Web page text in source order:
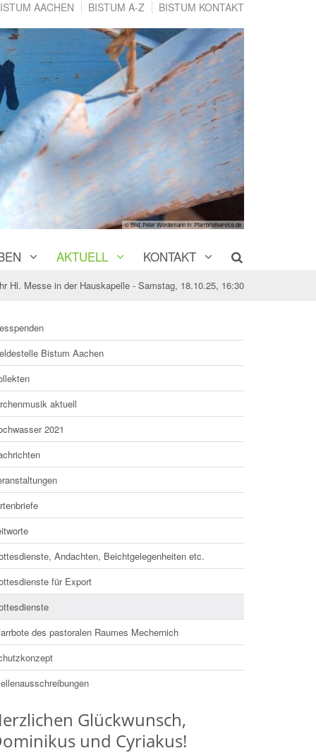
AACHEN BISTUM A-Z BISTUM KONTAKT
© Bild: Peter Weidemann In: Pfarrbriefservice.de
AKTUELL KONTAKT
Hl. Messe in der Hauskapelle - Samstag, 18.10.25, 16:30
Bistum Aachen
aktuell
2021
Andachten, Beichtgelegenheiten etc.
für Export
des pastoralen Raumes Mechernich
Glückwunsch,
und Cyriakus!